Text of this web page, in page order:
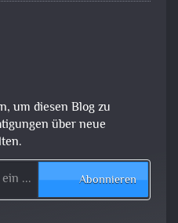
um diesen Blog zu
über neue
Abonnieren